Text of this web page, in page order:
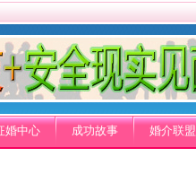
婚中心 成功故事 婚介联盟